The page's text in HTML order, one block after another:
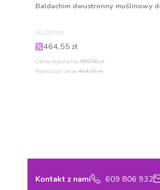
Baldachim dwustronny muślinowy
PRODUCENT
MUZPONY
Cena promocyjna
464,55 zł
Cena regularna:489,00 zł
Najniższa cena:464,55 zł
Kontakt z nami 609 806 932